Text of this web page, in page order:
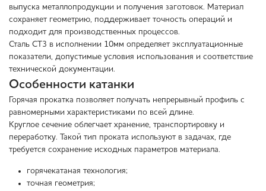
выпуска металлопродукции и получения заготовок. Материал
сохраняет геометрию, поддерживает точность операций и
подходит для производственных процессов.
Сталь СТ3 в исполнении 10мм определяет эксплуатационные
показатели, допустимые условия использования и соответствие
технической документации.
Особенности катанки
Горячая прокатка позволяет получать непрерывный профиль с
равномерными характеристиками по всей длине.
Круглое сечение облегчает хранение, транспортировку и
переработку. Такой тип проката используют в задачах, где
требуется сохранение исходных параметров материала.
горячекатаная технология;
точная геометрия;